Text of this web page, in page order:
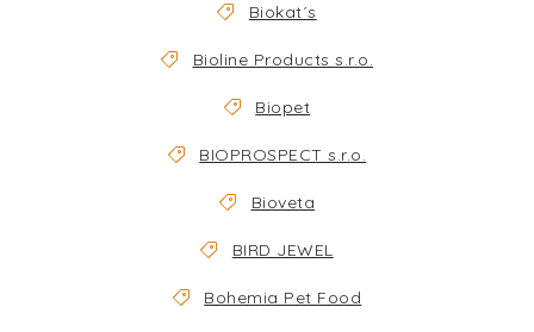
Biokat´s
Bioline Products s.r.o.
Biopet
BIOPROSPECT s.r.o.
Bioveta
BIRD JEWEL
Bohemia Pet Food